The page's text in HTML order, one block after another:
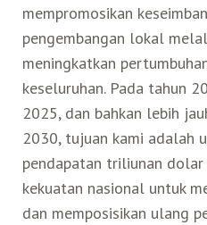
mempromosikan
pengembangan lokal
meningkatkan
keseluruhan. Pada tahun
2025, dan bahkan lebih
2030, tujuan kami adalah
pendapatan triliunan dolar
kekuatan nasional untuk
dan memposisikan ulang